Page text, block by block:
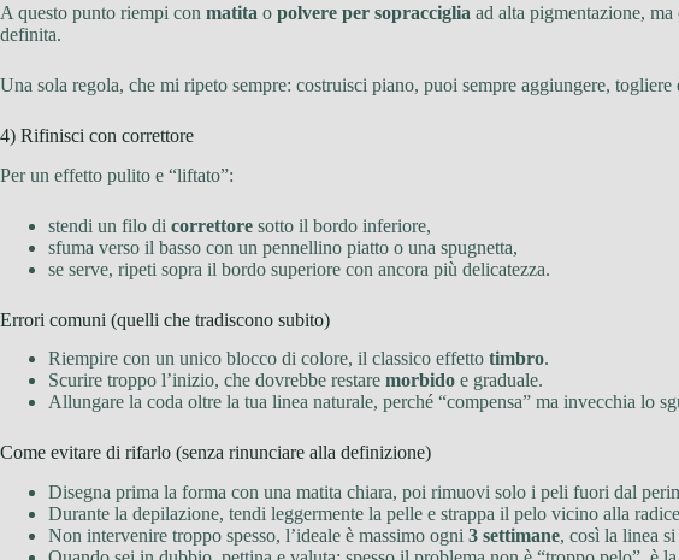
A questo punto riempi con matita o polvere per sopracciglia ad alta pigmentazione,
definita.
Una sola regola, che mi ripeto sempre: costruisci piano, puoi sempre aggiungere,
4) Rifinisci con correttore
Per un effetto pulito e “liftato”:
stendi un filo di correttore sotto il bordo inferiore,
sfuma verso il basso con un pennellino piatto o una spugnetta,
se serve, ripeti sopra il bordo superiore con ancora più delicatezza.
Errori comuni (quelli che tradiscono subito)
Riempire con un unico blocco di colore, il classico effetto timbro.
Scurire troppo l’inizio, che dovrebbe restare morbido e graduale.
Allungare la coda oltre la tua linea naturale, perché “compensa” ma invecchia lo
Come evitare di rifarlo (senza rinunciare alla definizione)
Disegna prima la forma con una matita chiara, poi rimuovi solo i peli fuori dal
Durante la depilazione, tendi leggermente la pelle e strappa il pelo vicino alla
Non intervenire troppo spesso, l’ideale è massimo ogni 3 settimane, così la linea